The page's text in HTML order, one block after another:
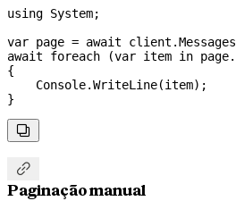
using System;
var page = await client .Messages
await foreach (var item in page.
{
    Console
.WriteLine(item);
}


Paginação manual